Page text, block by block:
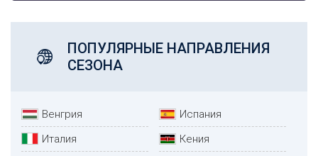
ПОПУЛЯРНЫЕ НАПРАВЛЕНИЯ
СЕЗОНА
Венгрия
Испания
Италия
Кения